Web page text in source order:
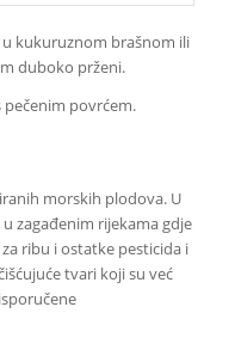
kukuruznom brašnom ili
duboko prženi.
pečenim povrćem.
morskih plodova. U
zagađenim rijekama gdje
ribu i ostatke pesticida i
tvari koji su već